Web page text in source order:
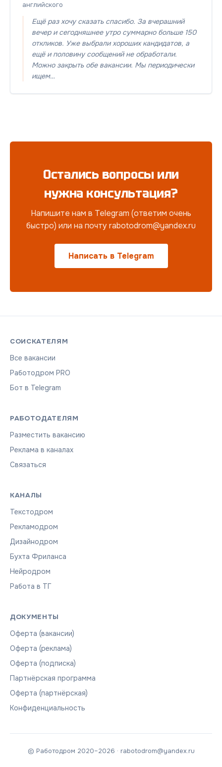
английского
Ещё раз хочу сказать спасибо. За вчерашний
вечер и сегодняшнее утро суммарно больше 150
откликов. Уже выбрали хороших кандидатов, а
ещё и половину сообщений не обработали.
Можно закрыть обе вакансии. Мы периодически
ищем…
Остались вопросы или
нужна консультация?
Напишите нам в Telegram (ответим очень
быстро) или на почту rabotodrom@yandex.ru
Написать в Telegram
СОИСКАТЕЛЯМ
Все вакансии
Работодром PRO
Бот в Telegram
РАБОТОДАТЕЛЯМ
Разместить вакансию
Реклама в каналах
Связаться
КАНАЛЫ
Текстодром
Рекламодром
Дизайнодром
Бухта Фриланса
Нейродром
Работа в ТГ
ДОКУМЕНТЫ
Оферта (вакансии)
Оферта (реклама)
Оферта (подписка)
Партнёрская программа
Оферта (партнёрская)
Конфиденциальность
© Работодром 2020–2026 · rabotodrom@yandex.ru